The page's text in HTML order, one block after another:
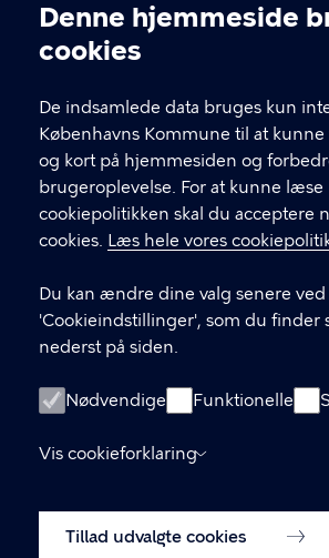
Denne hjemmeside
cookies
De indsamlede data bruges kun
Københavns Kommune til at kunne
og kort på hjemmesiden og
brugeroplevelse. For at kunne læse
cookiepolitikken skal du acceptere
cookies. Læs hele vores
Du kan ændre dine valg senere ved
'Cookieindstillinger', som du finder
nederst på siden.
Nødvendige Funktionelle
Vis cookieforklaring
Tillad udvalgte cookies
Center for
Rusmiddelbehandling
220 og få professionel hjælp og
ændre dine vaner.
LINKS
Kontaktoplysninger
Enheder og tilbud i
København